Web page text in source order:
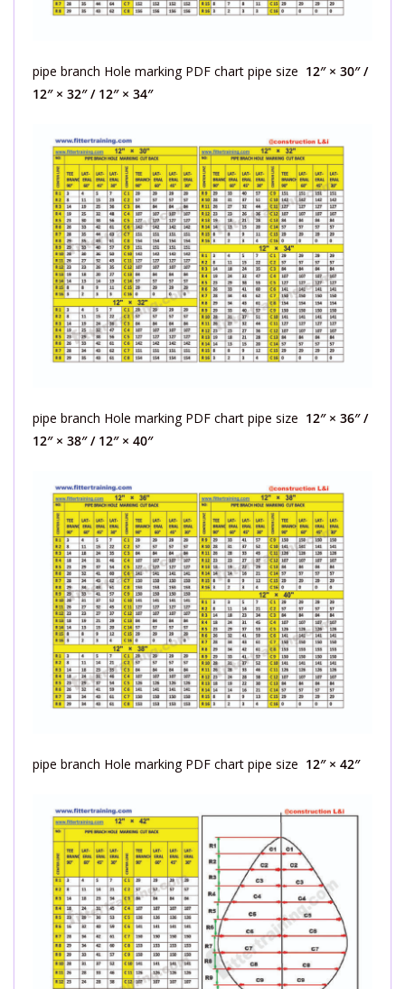
pipe branch Hole marking PDF chart pipe size 12″ × 30″ /
12″ × 32″ / 12″ × 34″
pipe branch Hole marking PDF chart pipe size 12″ × 36″ /
12″ × 38″ / 12″ × 40″
pipe branch Hole marking PDF chart pipe size 12″ × 42″